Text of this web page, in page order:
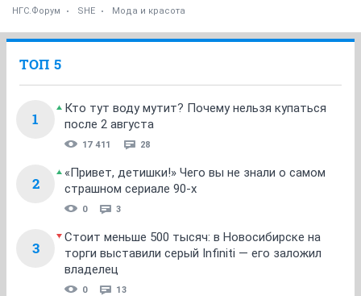
НГС.Форум SHE Мода и красота
ТОП 5
1
Кто тут воду мутит? Почему нельзя купаться
после 2 августа
17 411 28
2
«Привет, детишки!» Чего вы не знали о самом
страшном сериале 90-х
0 3
3
Стоит меньше 500 тысяч: в Новосибирске на
торги выставили серый Infiniti — его заложил
владелец
0 13